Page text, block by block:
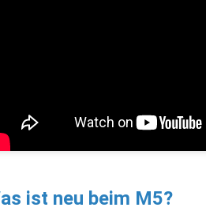
ist neu beim M5?